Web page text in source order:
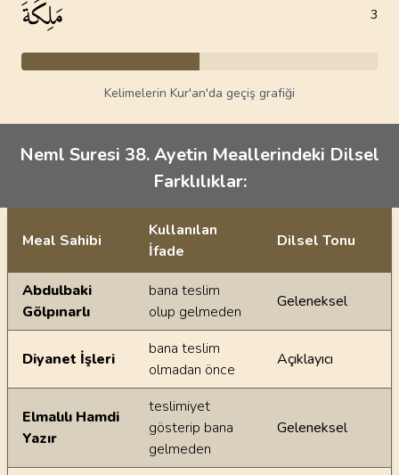
مَلِكَةَ 3
Kelimelerin Kur'an'da geçiş grafiği
Neml Suresi 38. Ayetin Meallerindeki Dilsel
Farklılıklar:
Ayetin meallerindeki dilsel farklılıklar
Meal Sahibi
Kullanılan
İfade
Dilsel Tonu
Abdulbaki
Gölpınarlı
bana teslim
olup gelmeden
Geleneksel
Diyanet İşleri
bana teslim
olmadan önce
Açıklayıcı
Elmalılı Hamdi
Yazır
teslimiyet
gösterip bana
gelmeden
Geleneksel